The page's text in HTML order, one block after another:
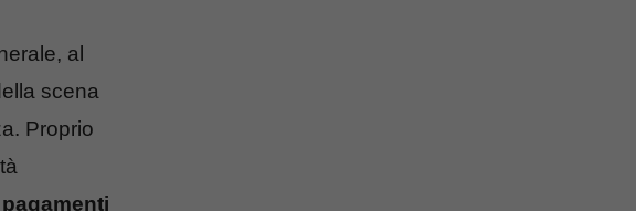
al
scena
Proprio
pagamenti